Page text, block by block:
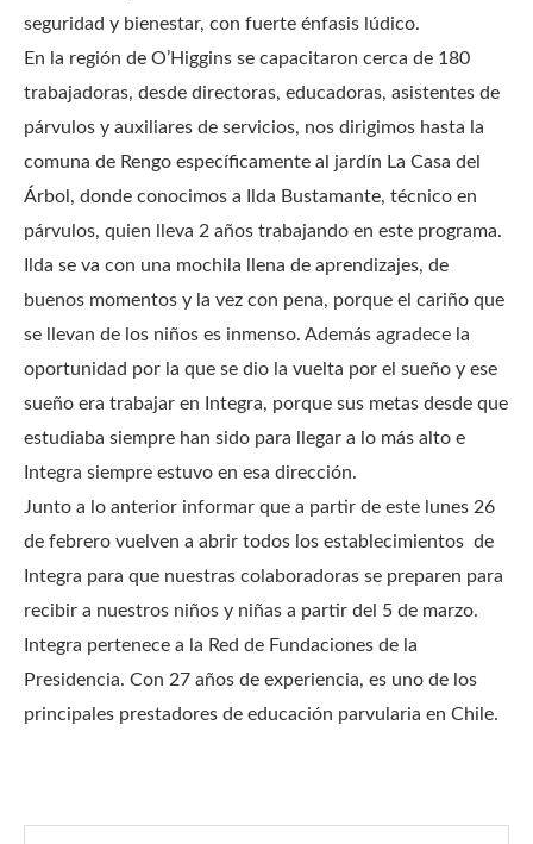
seguridad y bienestar, con fuerte énfasis lúdico.
En la región de O’Higgins se capacitaron cerca de 180
trabajadoras, desde directoras, educadoras, asistentes de
párvulos y auxiliares de servicios, nos dirigimos hasta la
comuna de Rengo específicamente al jardín La Casa del
Árbol, donde conocimos a Ilda Bustamante, técnico en
párvulos, quien lleva 2 años trabajando en este programa.
Ilda se va con una mochila llena de aprendizajes, de
buenos momentos y la vez con pena, porque el cariño que
se llevan de los niños es inmenso. Además agradece la
oportunidad por la que se dio la vuelta por el sueño y ese
sueño era trabajar en Integra, porque sus metas desde que
estudiaba siempre han sido para llegar a lo más alto e
Integra siempre estuvo en esa dirección.
Junto a lo anterior informar que a partir de este lunes 26
de febrero vuelven a abrir todos los establecimientos de
Integra para que nuestras colaboradoras se preparen para
recibir a nuestros niños y niñas a partir del 5 de marzo.
Integra pertenece a la Red de Fundaciones de la
Presidencia. Con 27 años de experiencia, es uno de los
principales prestadores de educación parvularia en Chile.